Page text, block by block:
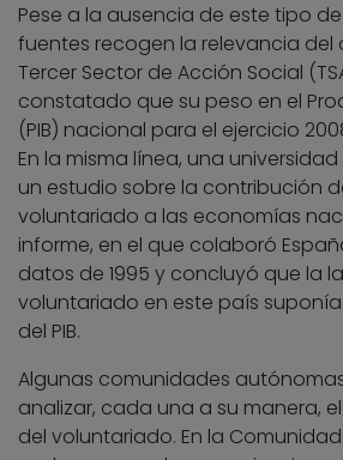
Pese a la ausencia de este tipo
fuentes recogen la relevancia del
Tercer Sector de Acción Social
constatado que su peso en el
(PIB) nacional para el ejercicio
En la misma línea, una
un estudio sobre la contribución
voluntariado a las economías
informe, en el que colaboró
datos de 1995 y concluyó que la
voluntariado en este país suponía
del PIB.
Algunas comunidades
analizar, cada una a su manera,
del voluntariado. En la